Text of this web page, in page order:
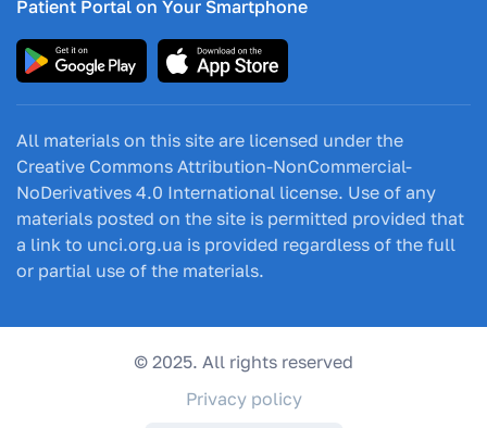
Patient Portal on Your Smartphone
All materials on this site are licensed under the
Creative Commons Attribution-NonCommercial-
NoDerivatives 4.0 International license. Use of any
materials posted on the site is permitted provided that
a link to unci.org.ua is provided regardless of the full
or partial use of the materials.
© 2025. All rights reserved
Privacy policy